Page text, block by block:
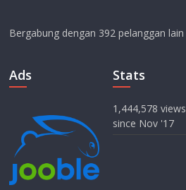
Bergabung dengan 392 pelanggan lain
Ads Stats
1,444,578 views
since Nov '17